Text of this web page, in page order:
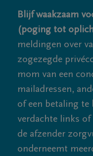
Blijf waakzaam
(poging tot
meldingen over
zogezegde
mom van een
mailadressen,
of een betaling te
verdachte links
de afzender
onderneemt